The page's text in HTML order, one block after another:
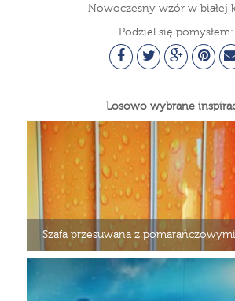
Nowoczesny wzór w białej
Podziel się pomysłem:
Losowo wybrane
Szafa przesuwana z